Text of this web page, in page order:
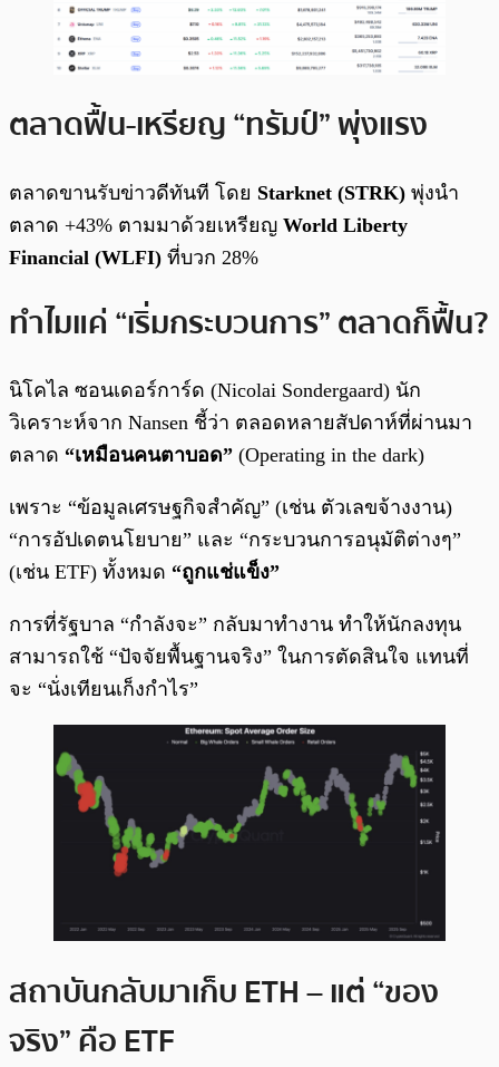
ตลาดฟื้น-เหรียญ “ทรัมป์” พุ่งแรง
ตลาดขานรับข่าวดีทันที โดย Starknet (STRK) พุ่งนำ
ตลาด +43% ตามมาด้วยเหรียญ World Liberty
Financial (WLFI) ที่บวก 28%
ทำไมแค่ “เริ่มกระบวนการ” ตลาดก็ฟื้น?
นิโคไล ซอนเดอร์การ์ด (Nicolai Sondergaard) นัก
วิเคราะห์จาก Nansen ชี้ว่า ตลอดหลายสัปดาห์ที่ผ่านมา
ตลาด “เหมือนคนตาบอด” (Operating in the dark)
เพราะ “ข้อมูลเศรษฐกิจสำคัญ” (เช่น ตัวเลขจ้างงาน)
“การอัปเดตนโยบาย” และ “กระบวนการอนุมัติต่างๆ”
(เช่น ETF) ทั้งหมด “ถูกแช่แข็ง”
การที่รัฐบาล “กำลังจะ” กลับมาทำงาน ทำให้นักลงทุน
สามารถใช้ “ปัจจัยพื้นฐานจริง” ในการตัดสินใจ แทนที่
จะ “นั่งเทียนเก็งกำไร”
สถาบันกลับมาเก็บ ETH – แต่ “ของ
จริง” คือ ETF